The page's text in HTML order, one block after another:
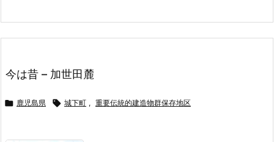
今は昔 – 加世田麓
 鹿児島県  城下町 , 重要伝統的建造物群保存地区